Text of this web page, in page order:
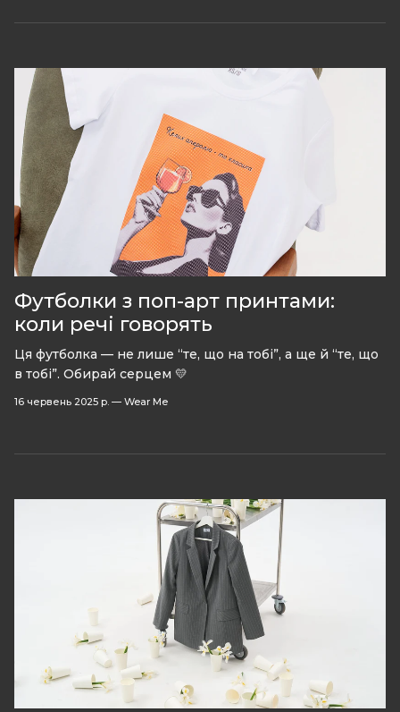
Футболки з поп-арт принтами:
коли речі говорять
Ця футболка — не лише “те, що на тобі”, а ще й “те, що
в тобі”. Обирай серцем 💛
16 червень 2025 р. — Wear Me